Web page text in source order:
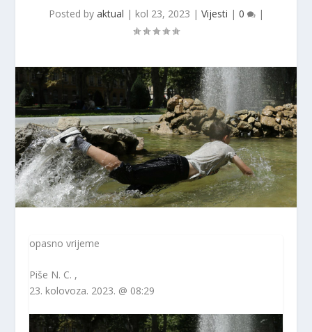
Posted by aktual | kol 23, 2023 | Vijesti | 0 |
opasno vrijeme
Piše N. C. ,
23. kolovoza. 2023. @ 08:29